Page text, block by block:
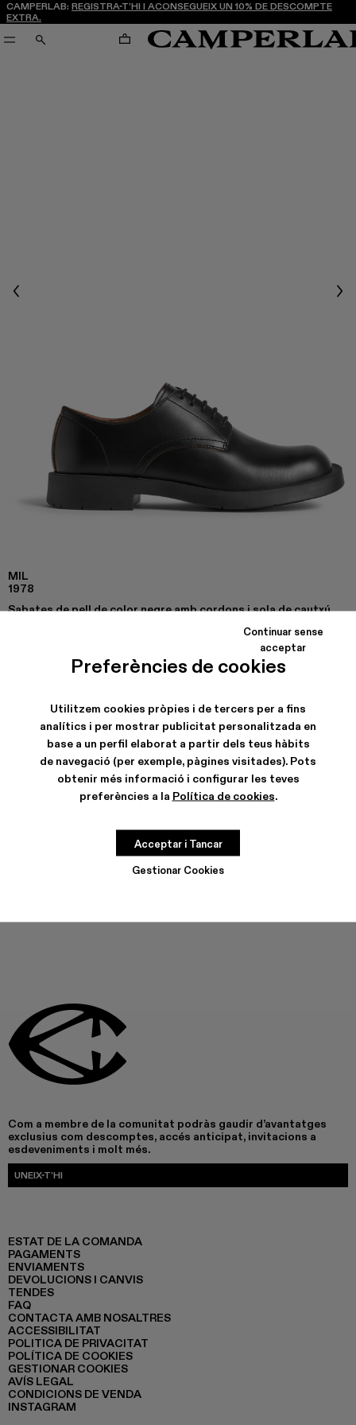
Preferències de cookies
Utilitzem cookies pròpies i de tercers per a fins
analítics i per mostrar publicitat personalitzada en
base a un perfil elaborat a partir dels teus hàbits
de navegació (per exemple, pàgines visitades). Pots
obtenir més informació i configurar les teves
preferències a la Política de cookies.
Gestionar Cookies
Continuar sense
acceptar
Acceptar i Tancar
CAMPERLAB: REGISTRA-T’HI I ACONSEGUEIX UN 10% DE DESCOMPTE
EXTRA.
CERCA CARRO
Previous
MIL
1978
Sabates de pell de color negre amb cordons i sola de cautxú
CARACTERÍSTIQUES
CURA DEL PRODUCTE
AQUEST PRODUCTE NO ESTÀ DISPONIBLE EN AQUEST
Com a membre de la comunitat podràs gaudir d’avantatges
exclusius com descomptes, accés anticipat, invitacions a
esdeveniments i molt més.
UNEIX-T’HI
ESTAT DE LA COMANDA
PAGAMENTS
ENVIAMENTS
DEVOLUCIONS I CANVIS
TENDES
FAQ
CONTACTA AMB NOSALTRES
ACCESSIBILITAT
POLITICA DE PRIVACITAT
POLÍTICA DE COOKIES
GESTIONAR COOKIES
AVÍS LEGAL
CONDICIONS DE VENDA
INSTAGRAM